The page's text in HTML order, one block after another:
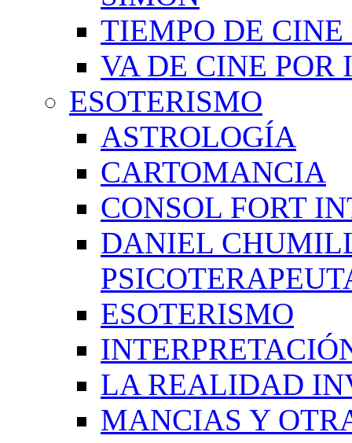
TIEMPO DE
VA DE CINE
ESOTERISMO
ASTROLOGÍA
CARTOMANCIA
CONSOL FORT
DANIEL
ESOTERISMO
LA REALIDAD
MANCIAS Y